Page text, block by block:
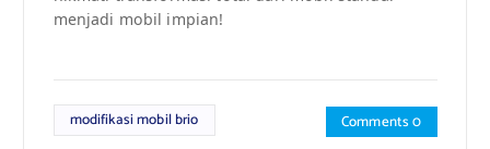
menjadi mobil impian!
modifikasi mobil brio Comments 0